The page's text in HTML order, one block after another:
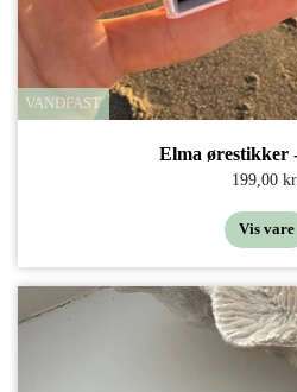
VANDFAST
Elma ørestikker
199,00 kr.
Vis vare